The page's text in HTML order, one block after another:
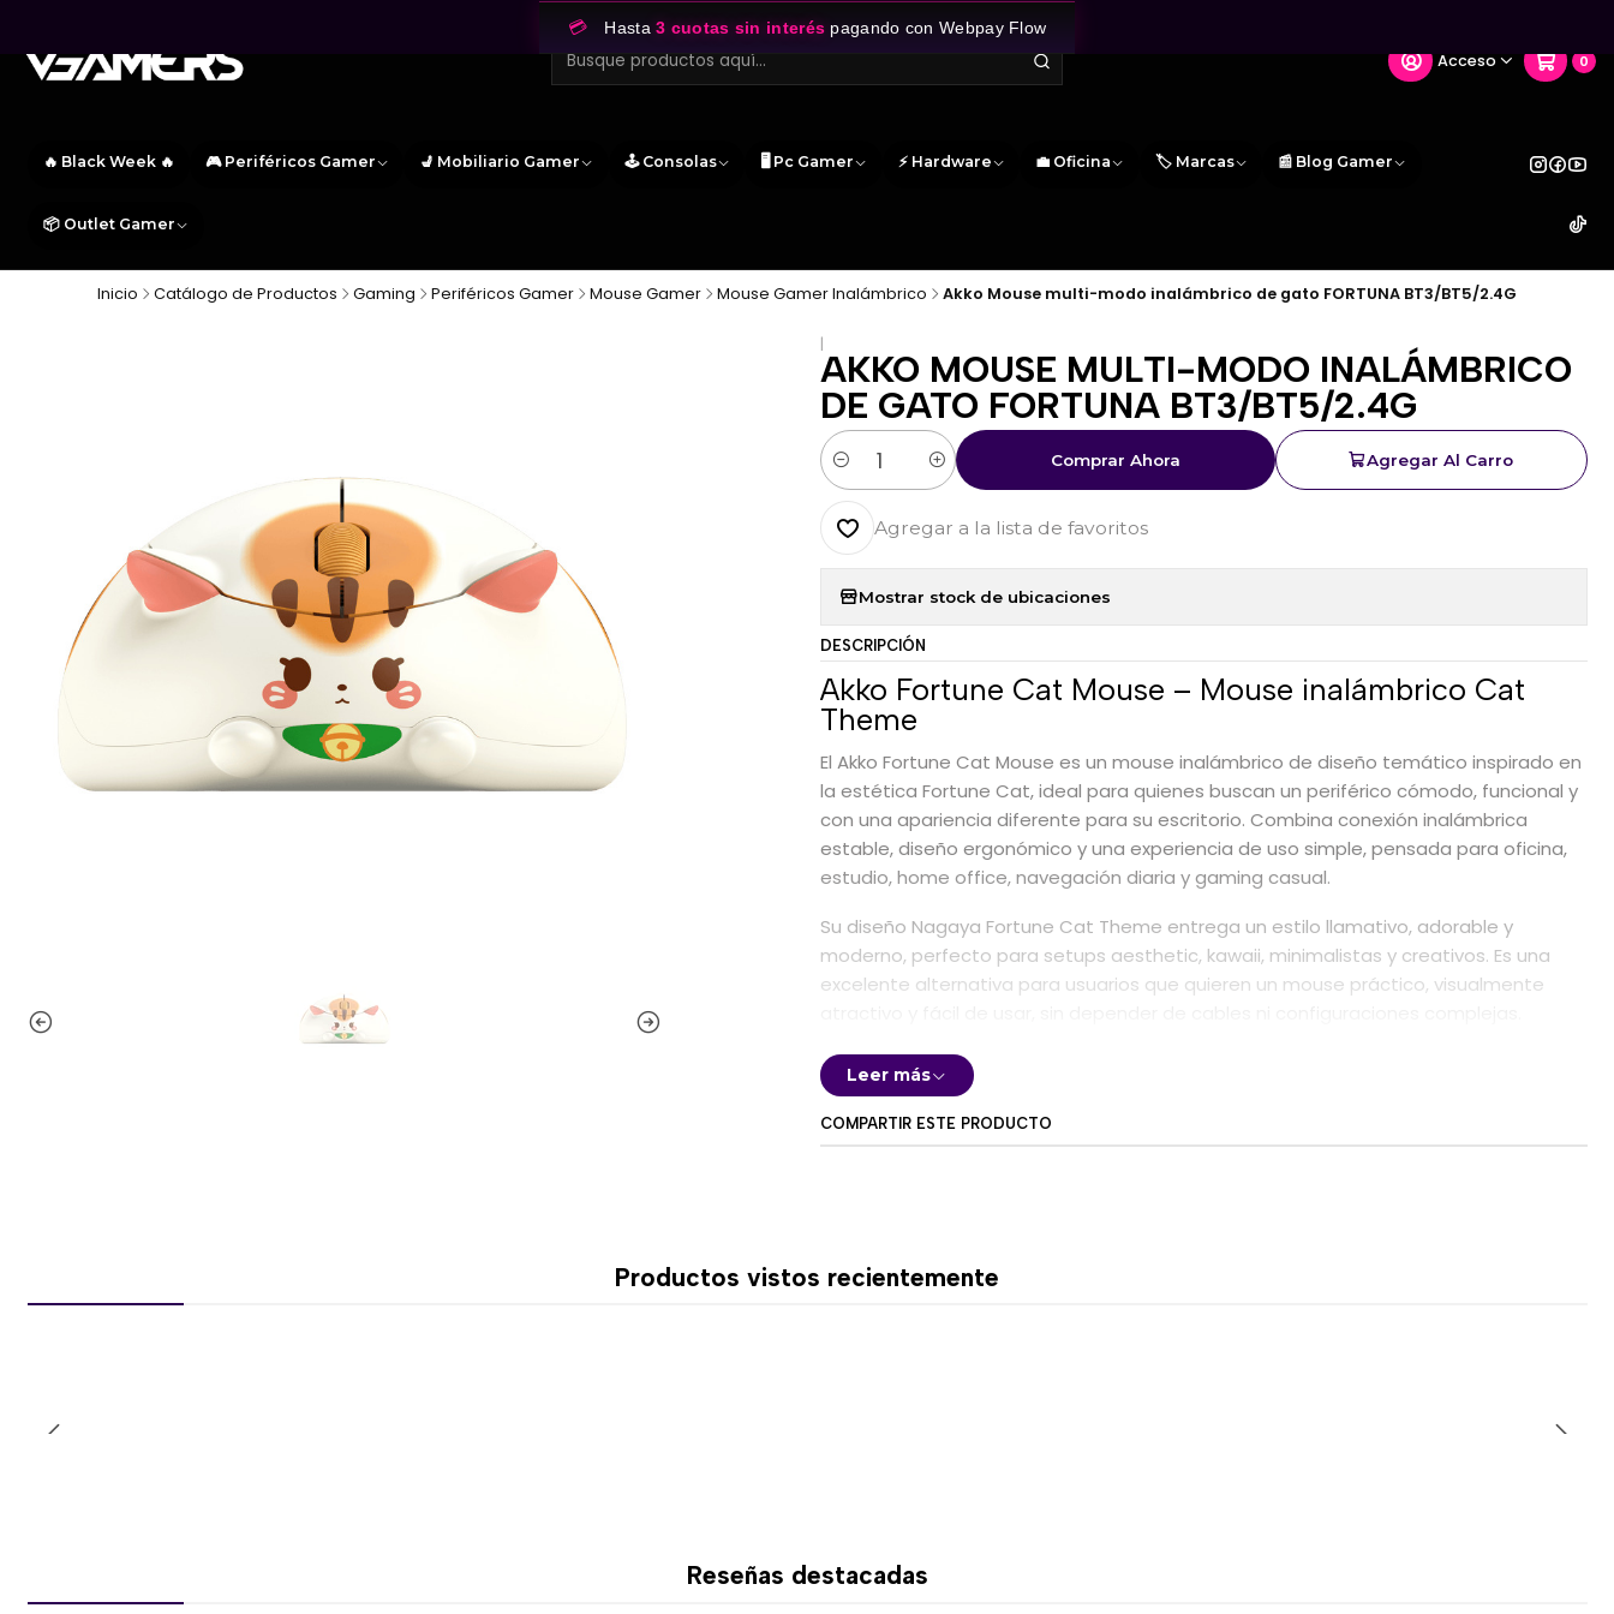
Acceso 0
🔥 Black Week 🔥 🎮 Periféricos Gamer 💺 Mobiliario Gamer 🕹️ Consolas 🖥️ Pc Gamer ⚡ Hardware 💼 Oficina 🏷️ Marcas 📰 Blog Gamer
📦 Outlet Gamer
💳 Hasta3 cuotas sin interés pagando con Webpay Flow
Inicio Catálogo de Productos Gaming Periféricos Gamer Mouse Gamer Mouse Gamer Inalámbrico Akko Mouse multi-modo inalámbrico de gato FORTUNA BT3/BT5/2.4G
|
AKKO MOUSE MULTI-MODO INALÁMBRICO
DE GATO FORTUNA BT3/BT5/2.4G
Cantidad
Agregar Al Carro
Comprar Ahora
Agregar a la lista de favoritos
Mostrar stock de ubicaciones
DESCRIPCIÓN
Akko Fortune Cat Mouse – Mouse inalámbrico Cat
Theme
El Akko Fortune Cat Mouse es un mouse inalámbrico de diseño temático inspirado en
la estética Fortune Cat, ideal para quienes buscan un periférico cómodo, funcional y
con una apariencia diferente para su escritorio. Combina conexión inalámbrica
estable, diseño ergonómico y una experiencia de uso simple, pensada para oficina,
estudio, home office, navegación diaria y gaming casual.
Su diseño Nagaya Fortune Cat Theme entrega un estilo llamativo, adorable y
moderno, perfecto para setups aesthetic, kawaii, minimalistas y creativos. Es una
excelente alternativa para usuarios que quieren un mouse práctico, visualmente
Conexión tri-mode para mayor versatilidad
Bluetooth 5.0 y 2.4 GHz, permitiendo usarlo en distintos dispositivos según tus
Su conexión inalámbrica estable permite mantener un escritorio más limpio y
Este mouse está diseñado para adaptarse cómodamente a la palma de la mano,
estudio, navegación, productividad y entretenimiento casual.
Leer más
COMPARTIR ESTE PRODUCTO
Productos vistos recientemente
Reseñas destacadas